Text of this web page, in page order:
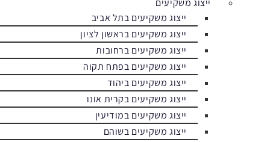
ייצוג משקיעים
ייצוג משקיעים בתל אביב
ייצוג משקיעים בראשון לציון
ייצוג משקיעים ברחובות
ייצוג משקיעים בפתח תקוה
ייצוג משקיעים ביהוד
ייצוג משקיעים בקרית אונו
ייצוג משקיעים במודיעין
ייצוג משקיעים בשוהם